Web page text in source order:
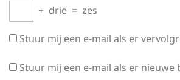
+ drie = zes
Stuur mij een e-mail als er
Stuur mij een e-mail als er nieuwe